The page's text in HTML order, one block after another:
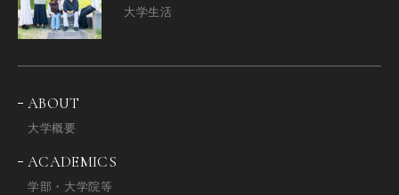
大学生活
ABOUT
大学概要
ACADEMICS
学部・大学院等